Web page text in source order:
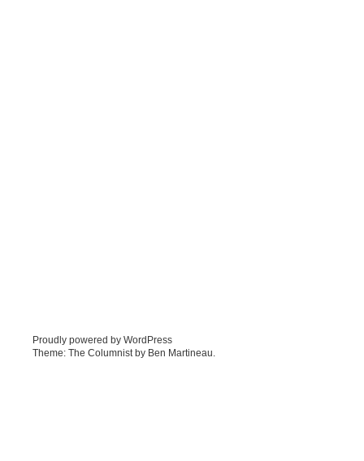
Proudly powered by WordPress
Theme: The Columnist by Ben Martineau.